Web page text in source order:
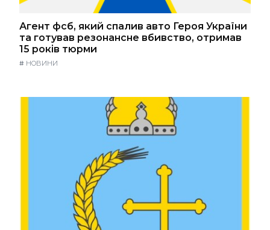
Агент фсб, який спалив авто Героя України
та готував резонансне вбивство, отримав
15 років тюрми
# НОВИНИ